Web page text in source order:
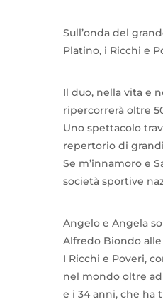
Sull’onda del
Platino, i Ricchi e
Il duo, nella vita e
ripercorrerà oltre
Uno spettacolo
repertorio di grandi
Se m’innamoro e
società sportive
Angelo e Angela
Alfredo Biondo
I Ricchi e Poveri,
nel mondo oltre
e i 34 anni, che ha